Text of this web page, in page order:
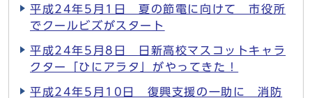
平成24年5月1日 夏の節電に向けて 市役所
でクールビズがスタート
平成24年5月8日 日新高校マスコットキャラ
クター「ひにアラタ」がやってきた！
平成24年5月10日 復興支援の一助に 消防